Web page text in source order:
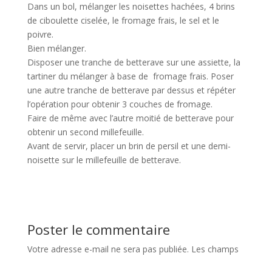
Dans un bol, mélanger les noisettes hachées, 4 brins
de ciboulette ciselée, le fromage frais, le sel et le
poivre.
Bien mélanger.
Disposer une tranche de betterave sur une assiette, la
tartiner du mélanger à base de fromage frais. Poser
une autre tranche de betterave par dessus et répéter
l’opération pour obtenir 3 couches de fromage.
Faire de même avec l’autre moitié de betterave pour
obtenir un second millefeuille.
Avant de servir, placer un brin de persil et une demi-
noisette sur le millefeuille de betterave.
Poster le commentaire
Votre adresse e-mail ne sera pas publiée. Les champs